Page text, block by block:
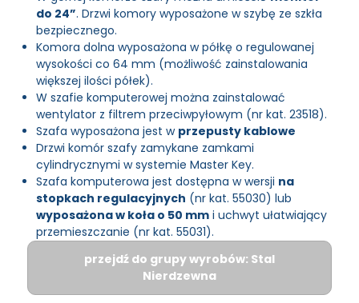
do 24”. Drzwi komory wyposażone w szybę ze szkła
bezpiecznego.
Komora dolna wyposażona w półkę o regulowanej
wysokości co 64 mm (możliwość zainstalowania
większej ilości półek).
W szafie komputerowej można zainstalować
wentylator z filtrem przeciwpyłowym (nr kat. 23518).
Szafa wyposażona jest w przepusty kablowe
Drzwi komór szafy zamykane zamkami
cylindrycznymi w systemie Master Key.
Szafa komputerowa jest dostępna w wersji na
stopkach regulacyjnych (nr kat. 55030) lub
wyposażona w koła o 50 mm i uchwyt ułatwiający
przemieszczanie (nr kat. 55031).
przejdź do grupy wyrobów: Stal
Nierdzewna